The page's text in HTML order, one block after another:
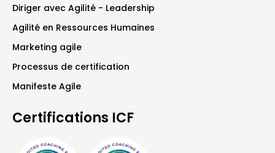
Diriger avec Agilité - Leadership
Agilité en Ressources Humaines
Marketing agile
Processus de certification
Manifeste Agile
Certifications ICF